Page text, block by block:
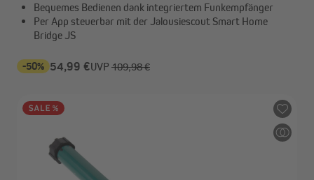
Bequemes Bedienen dank integriertem Funkempfänger
Per App steuerbar mit der Jalousiescout Smart Home
Bridge JS
-50% 54,99 €UVP 109,98 €